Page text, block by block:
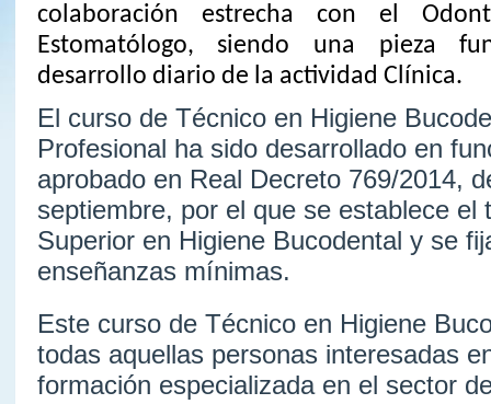
colaboración estrecha con el
Estomatólogo, siendo una pieza
desarrollo diario de la actividad Clínica.
El curso de Técnico en Higiene
Profesional ha sido desarrollado en
aprobado en Real Decreto 769/2014,
septiembre, por el que se establece el
Superior en Higiene Bucodental y se
enseñanzas mínimas.
Este curso de Técnico en Higiene
todas aquellas personas interesadas
formación especializada en el sector